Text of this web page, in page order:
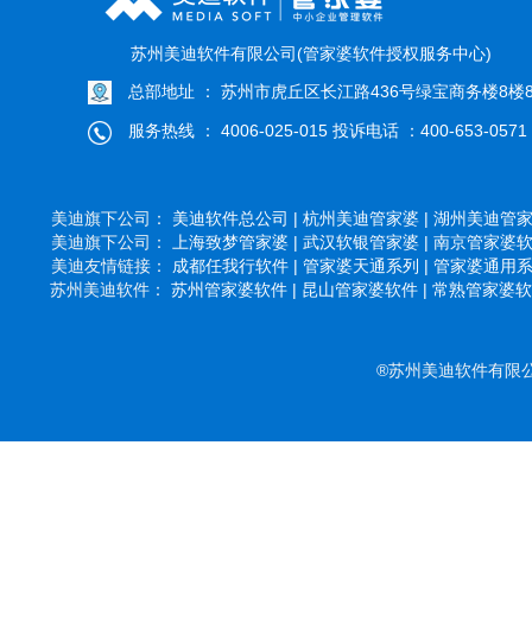
苏州美迪软件有限公司(管家婆软件授权服务中心)
总部地址 ： 苏州市虎丘区长江路436号绿宝商务楼8楼
服务热线 ： 4006-025-015 投诉电话 ：400-653-0571
美迪旗下公司： 美迪软件总公司 | 杭州美迪管家婆 | 湖州美迪管
美迪旗下公司：
上海致梦管家婆 | 武汉软银管家婆 | 南京管家婆
美迪友情链接： 成都任我行软件 | 管家婆天通系列 | 管家婆通用
苏州美迪软件： 苏州管家婆软件 | 昆山管家婆软件 | 常熟管家婆
®苏州美迪软件有限